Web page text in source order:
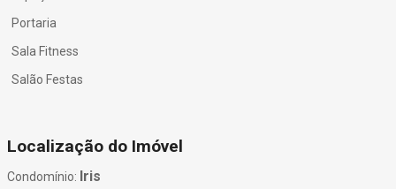
Portaria
Sala Fitness
Salão Festas
Localização do Imóvel
Condomínio: Iris